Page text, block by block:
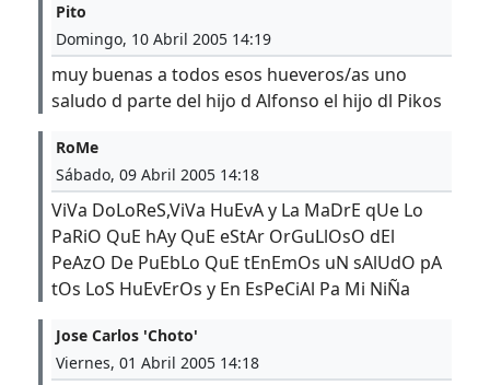
Pito
Domingo, 10 Abril 2005 14:19
muy buenas a todos esos hueveros/as uno
saludo d parte del hijo d Alfonso el hijo dl Pikos
RoMe
Sábado, 09 Abril 2005 14:18
ViVa DoLoReS,ViVa HuEvA y La MaDrE qUe Lo
PaRiO QuE hAy QuE eStAr OrGuLlOsO dEl
PeAzO De PuEbLo QuE tEnEmOs uN sAlUdO pA
tOs LoS HuEvErOs y En EsPeCiAl Pa Mi NiÑa
Jose Carlos 'Choto'
Viernes, 01 Abril 2005 14:18